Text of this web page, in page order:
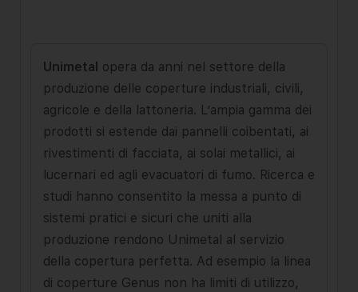
Unimetal opera da anni nel settore della
produzione delle coperture industriali, civili,
agricole e della lattoneria. L’ampia gamma dei
prodotti si estende dai pannelli coibentati, ai
rivesti­menti di facciata, ai solai metallici, ai
lucernari ed agli evacuatori di fumo. Ricerca e
studi hanno consentito la messa a punto di
sistemi pratici e sicuri che uniti alla
produzione rendono Uni­metal al servizio
della copertura perfetta. Ad esempio la linea
di coperture Genus non ha limiti di utilizzo,